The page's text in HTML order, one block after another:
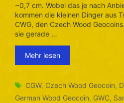
~0,7 cm. Wobei das je nach
kommen die kleinen Dinger aus
CWG, den Czech Wood
sie gerade …
Mehr lesen
Schlagwörter
CGW, Czech Wood Geocoin,
German Wood Geocoin, GWC,